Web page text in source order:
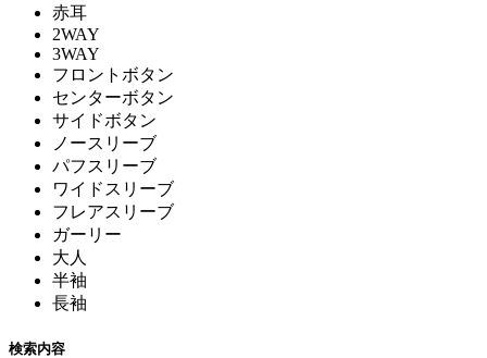
赤耳
2WAY
3WAY
フロントボタン
センターボタン
サイドボタン
ノースリーブ
パフスリーブ
ワイドスリーブ
フレアスリーブ
ガーリー
大人
半袖
長袖
検索内容